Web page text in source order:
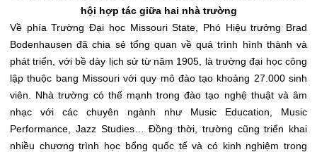
hội hợp tác giữa hai nhà trường
Về phía Trường Đại học Missouri State, Phó Hiệu trưởng Brad
Bodenhausen đã chia sẻ tổng quan về quá trình hình thành và
phát triển, với bề dày lịch sử từ năm 1905, là trường đại học công
lập thuộc bang Missouri với quy mô đào tạo khoảng 27.000 sinh
viên. Nhà trường có thế mạnh trong đào tạo nghệ thuật và âm
nhạc với các chuyên ngành như Music Education, Music
Performance, Jazz Studies… Đồng thời, trường cũng triển khai
nhiều chương trình học bổng quốc tế và có kinh nghiệm trong